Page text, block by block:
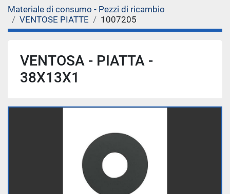
Materiale di consumo - Pezzi di ricambio
VENTOSE PIATTE
1007205
VENTOSA - PIATTA -
38X13X1